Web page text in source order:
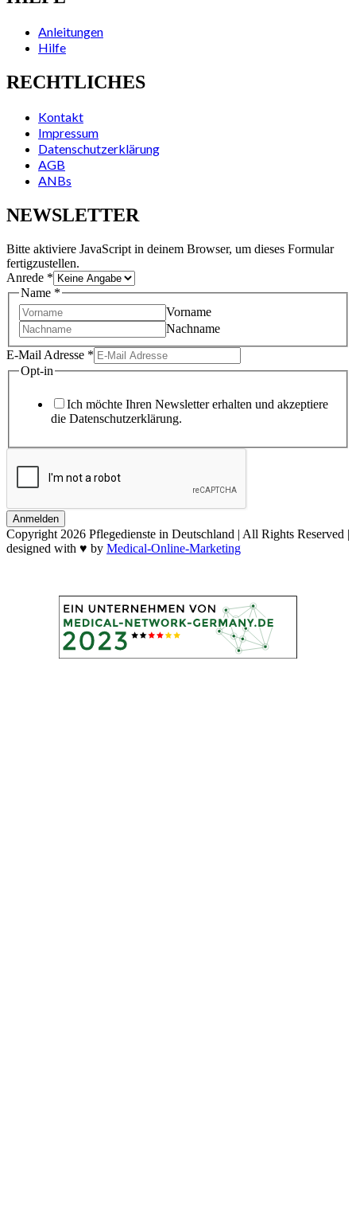
Anleitungen
Hilfe
RECHTLICHES
Kontakt
Impressum
Datenschutzerklärung
AGB
ANBs
NEWSLETTER
Bitte aktiviere JavaScript in deinem Browser, um dieses Formular
fertigzustellen.
Anrede *
Name *
Vorname
Nachname
E-Mail Adresse *
Opt-in
Ich möchte Ihren Newsletter erhalten und akzeptiere
die Datenschutzerklärung.
Anmelden
Copyright 2026 Pflegedienste in Deutschland | All Rights Reserved |
designed with ♥ by Medical-Online-Marketing